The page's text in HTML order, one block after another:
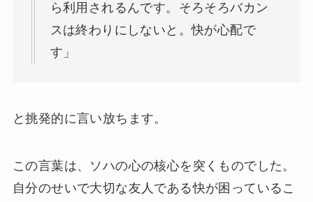
ら利用されるんです。そろそろバカン
スは終わりにしないと。快が心配で
す」
と挑発的に言い放ちます。
この言葉は、ソハの心の核心を突くものでした。
自分のせいで大切な友人である快が困っているこ